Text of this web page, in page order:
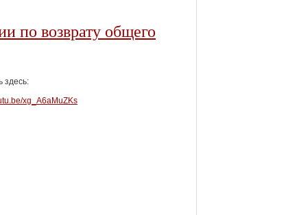
по возврату общего
здесь:
xg_A6aMuZKs